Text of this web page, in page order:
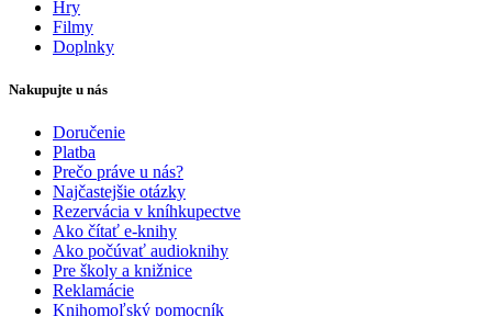
Hry
Filmy
Doplnky
Nakupujte u nás
Doručenie
Platba
Prečo práve u nás?
Najčastejšie otázky
Rezervácia v kníhkupectve
Ako čítať e-knihy
Ako počúvať audioknihy
Pre školy a knižnice
Reklamácie
Knihomoľský pomocník